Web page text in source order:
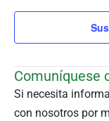
Comuníquese
Si necesita
con nosotros por